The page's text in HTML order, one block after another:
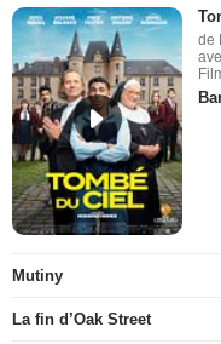
de
Mutiny
La fin d’Oak Street